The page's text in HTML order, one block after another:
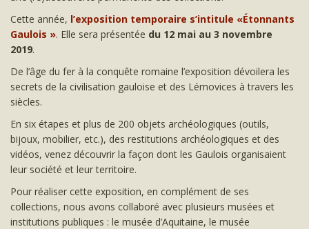
Cette année, l’exposition temporaire s’intitule «Étonnants
Gaulois ». Elle sera présentée du 12 mai au 3 novembre
2019.
De l’âge du fer à la conquête romaine l’exposition dévoilera les
secrets de la civilisation gauloise et des Lémovices à travers les
siècles.
En six étapes et plus de 200 objets archéologiques (outils,
bijoux, mobilier, etc.), des restitutions archéologiques et des
vidéos, venez découvrir la façon dont les Gaulois organisaient
leur société et leur territoire.
Pour réaliser cette exposition, en complément de ses
collections, nous avons collaboré avec plusieurs musées et
institutions publiques : le musée d’Aquitaine, le musée